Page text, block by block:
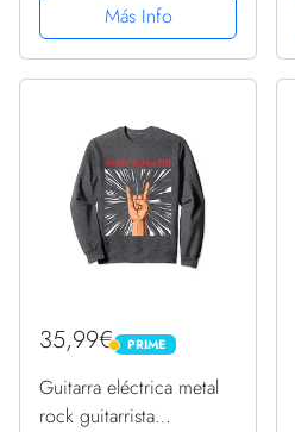
Más Info
35,99€ PRIME
PRIME
Guitarra eléctrica metal
rock guitarrista